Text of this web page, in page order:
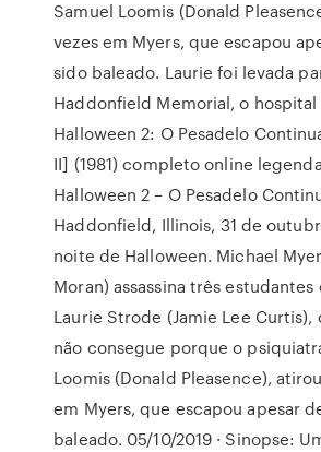
Samuel Loomis (Donald
vezes em Myers, que escapou
sido baleado. Laurie foi levada
Haddonfield Memorial, o hospital
Halloween 2: O Pesadelo
II] (1981) completo online
Halloween 2 – O Pesadelo
Haddonfield, Illinois, 31 de
noite de Halloween. Michael
Moran) assassina três
Laurie Strode (Jamie Lee Curtis),
não consegue porque o
Loomis (Donald Pleasence),
em Myers, que escapou apesar
baleado. 05/10/2019 · Sinopse: